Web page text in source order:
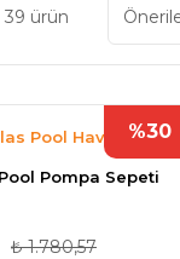
39 ürün
%30
Pool Havuz
Pompa Sepeti
₺ 1.780,57